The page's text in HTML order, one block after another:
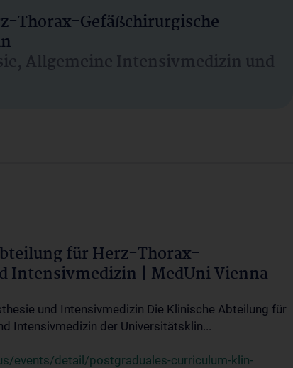
Thorax-Gefäßchirurgische
Allgemeine Intensivmedizin und
für Herz-Thorax-
Intensivmedizin | MedUni Vienna
und Intensivmedizin Die Klinische Abteilung für
Intensivmedizin der Universitätsklin...
events/detail/postgraduales-curriculum-klin-